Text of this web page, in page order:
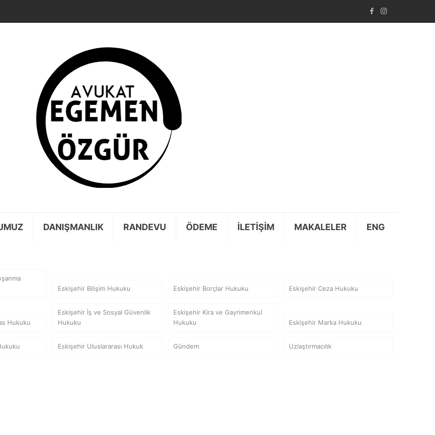
DANIŞMANLIK RANDEVU ÖDEME İLETİŞİM MAKALELER ENG
Eskişehir Bilişim Hukuku Eskişehir Borçlar Hukuku Eskişehir Ceza Hukuku
Hukuku
Eskişehir İş ve Sosyal Güvenlik
Hukuku
Eskişehir Kira ve Gayrimenkul
Hukuku
Eskişehir Marka Hukuku
Eskişehir Uluslararası Hukuk Gündem Uzlaştırmacılık